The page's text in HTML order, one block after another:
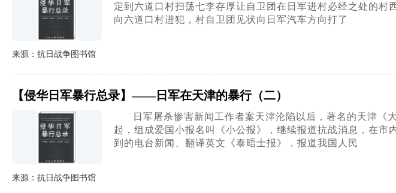
定到六道口村扫荡七李存厚让自卫团在日军进村必经之处的
向六道口村进犯，村自卫团见状向日军汽车方向打了
来源：抗日战争图书馆
【侵华日军暴行总录】——日军在天津的暴行（二）
日军屠杀惨害新闻工作者案天津沦陷以后，著名的天津
起，组成爱国小报名叫《小公报》，继续报道抗战消息，在
到的电台新闻、翻译英文《泰晤士报》，报道我国人民
来源：抗日战争图书馆